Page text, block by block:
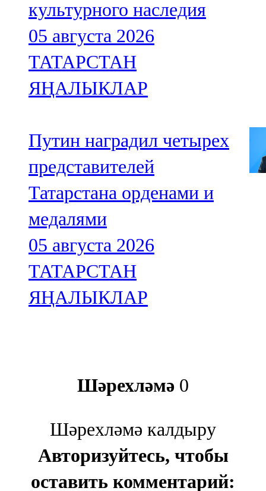
культурного наследия
05 августа 2026
ТАТАРСТАН
ЯҢАЛЫКЛАР
Путин наградил четырех
представителей
Татарстана орденами и
медалями
05 августа 2026
ТАТАРСТАН
ЯҢАЛЫКЛАР
Шәрехләмә 0
Шәрехләмә калдыру
Авторизуйтесь, чтобы
оставить комментарий: